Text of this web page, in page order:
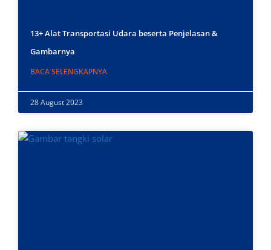
13+ Alat Transportasi Udara beserta Penjelasan &
Gambarnya
BACA SELENGKAPNYA
28 August 2023